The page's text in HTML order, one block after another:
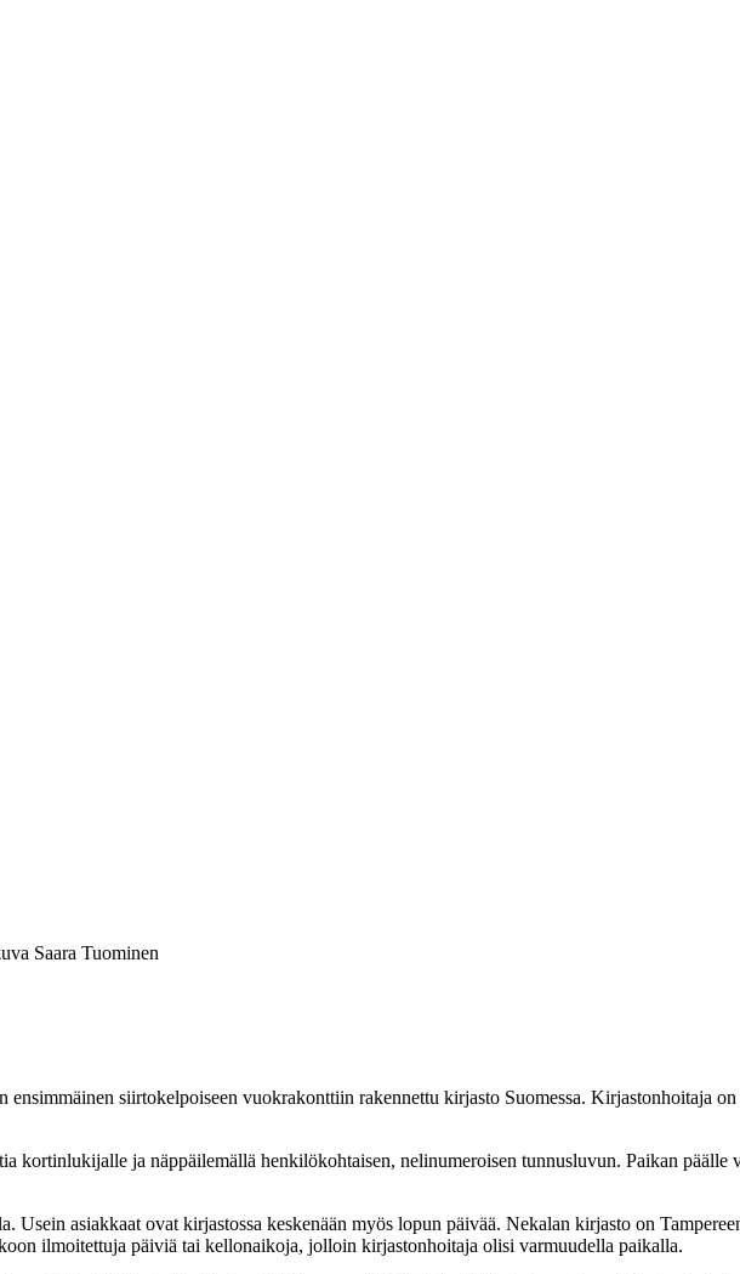
Saara Tuominen
ensimmäinen siirtokelpoiseen vuokrakonttiin rakennettu kirjasto Suomessa. Kirjastonhoitaja
kortinlukijalle ja näppäilemällä henkilökohtaisen, nelinumeroisen tunnusluvun. Paikan
Usein asiakkaat ovat kirjastossa keskenään myös lopun päivää. Nekalan kirjasto on
ilmoitettuja päiviä tai kellonaikoja, jolloin kirjastonhoitaja olisi varmuudella paikalla.